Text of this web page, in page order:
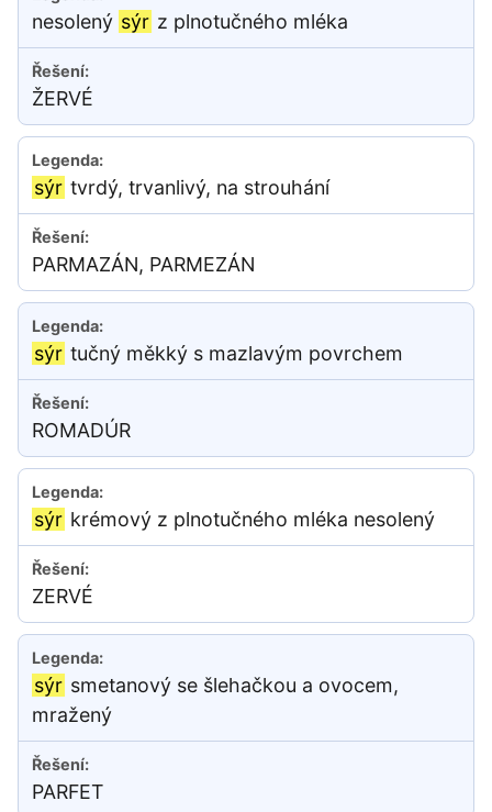
nesolený sýr z plnotučného mléka
ŽERVÉ
sýr tvrdý, trvanlivý, na strouhání
PARMAZÁN, PARMEZÁN
sýr tučný měkký s mazlavým povrchem
ROMADÚR
sýr krémový z plnotučného mléka nesolený
ZERVÉ
sýr smetanový se šlehačkou a ovocem,
mražený
PARFET